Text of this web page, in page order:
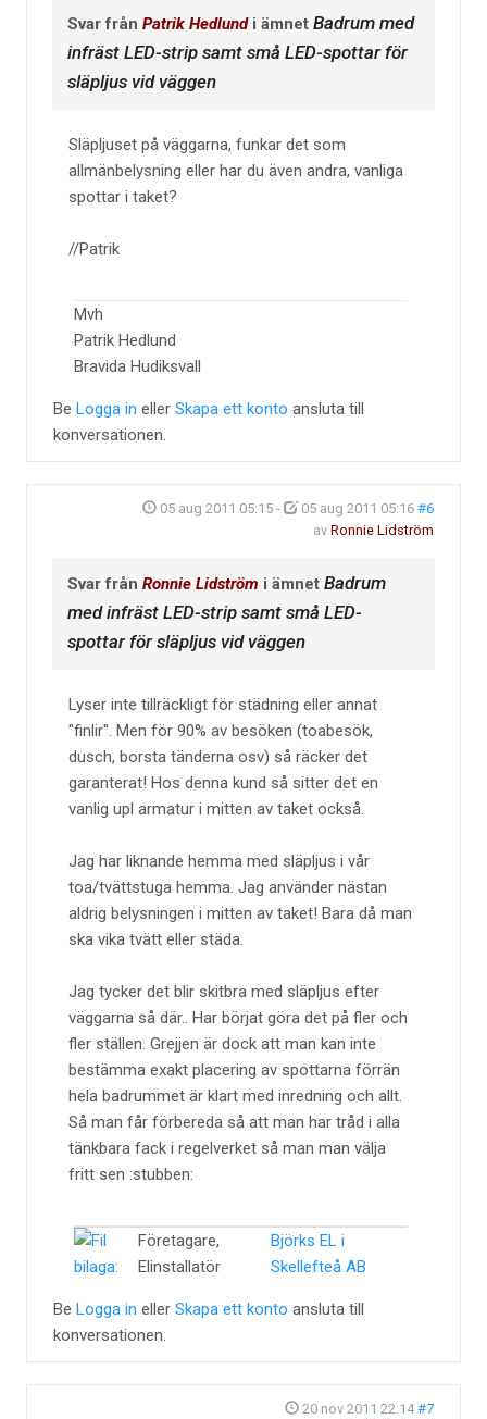
Svar från Patrik Hedlundi ämnet Badrum med
infräst LED-strip samt små LED-spottar för
släpljus vid väggen
Släpljuset på väggarna, funkar det som
allmänbelysning eller har du även andra, vanliga
spottar i taket?
//Patrik
Mvh
Patrik Hedlund
Bravida Hudiksvall
Be Logga in eller Skapa ett konto ansluta till
konversationen.
05 aug 2011 05:15 - 05 aug 2011 05:16 #6
av Ronnie Lidström
Svar från Ronnie Lidström i ämnet Badrum
med infräst LED-strip samt små LED-
spottar för släpljus vid väggen
Lyser inte tillräckligt för städning eller annat
"finlir". Men för 90% av besöken (toabesök,
dusch, borsta tänderna osv) så räcker det
garanterat! Hos denna kund så sitter det en
vanlig upl armatur i mitten av taket också.
Jag har liknande hemma med släpljus i vår
toa/tvättstuga hemma. Jag använder nästan
aldrig belysningen i mitten av taket! Bara då man
ska vika tvätt eller städa.
Jag tycker det blir skitbra med släpljus efter
väggarna så där.. Har börjat göra det på fler och
fler ställen. Grejjen är dock att man kan inte
bestämma exakt placering av spottarna förrän
hela badrummet är klart med inredning och allt.
Så man får förbereda så att man har tråd i alla
tänkbara fack i regelverket så man man välja
fritt sen :stubben:
Företagare,
Elinstallatör
Björks EL i
Skellefteå AB
Be Logga in eller Skapa ett konto ansluta till
konversationen.
20 nov 2011 22:14 #7